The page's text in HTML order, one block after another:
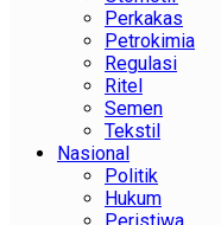
Perkakas
Petrokimia
Regulasi
Ritel
Semen
Tekstil
Nasional
Politik
Hukum